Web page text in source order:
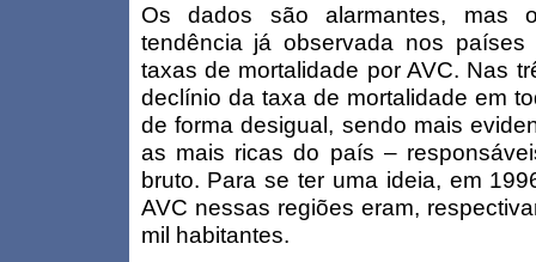
Os dados são alarmantes, mas
tendência já observada nos
taxas de mortalidade por AVC. Nas
declínio da taxa de mortalidade em
de forma desigual, sendo mais
as mais ricas do país –
bruto. Para se ter uma ideia, em
AVC nessas regiões eram,
mil habitantes.